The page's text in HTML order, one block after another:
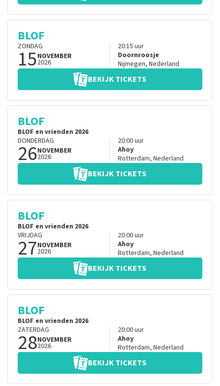
BLOF
ZONDAG
15NOVEMBER
2026
20:15 uur
Doornroosje
Nijmegen, Nederland
BEKIJK TICKETS
BLOF
BLOF en vrienden 2026
DONDERDAG
26NOVEMBER
2026
20:00uur
Ahoy
Rotterdam, Nederland
BEKIJK TICKETS
BLOF
BLOF en vrienden 2026
VRIJDAG
27NOVEMBER
2026
20:00uur
Ahoy
Rotterdam, Nederland
BEKIJK TICKETS
BLOF
BLOF en vrienden 2026
ZATERDAG
28NOVEMBER
2026
20:00uur
Ahoy
Rotterdam, Nederland
BEKIJK TICKETS